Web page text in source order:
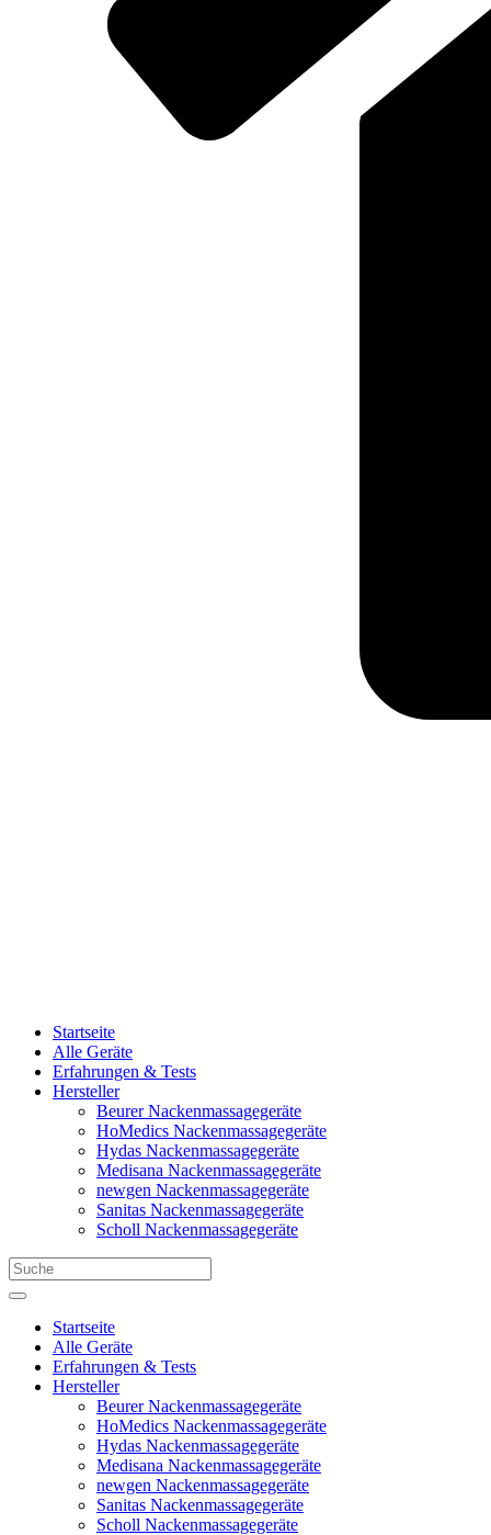
Startseite
Alle Geräte
Erfahrungen & Tests
Hersteller
Beurer Nackenmassagegeräte
HoMedics Nackenmassagegeräte
Hydas Nackenmassagegeräte
Medisana Nackenmassagegeräte
newgen Nackenmassagegeräte
Sanitas Nackenmassagegeräte
Scholl Nackenmassagegeräte
Startseite
Alle Geräte
Erfahrungen & Tests
Hersteller
Beurer Nackenmassagegeräte
HoMedics Nackenmassagegeräte
Hydas Nackenmassagegeräte
Medisana Nackenmassagegeräte
newgen Nackenmassagegeräte
Sanitas Nackenmassagegeräte
Scholl Nackenmassagegeräte